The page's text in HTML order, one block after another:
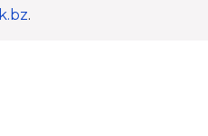
.